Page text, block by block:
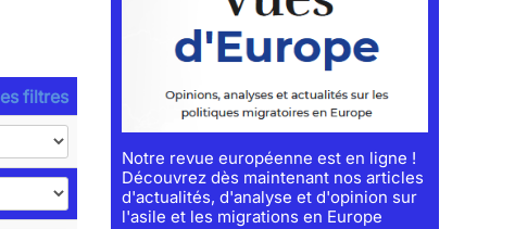
filtres
Notre revue européenne est en ligne !
Découvrez dès maintenant nos articles
d'actualités, d'analyse et d'opinion sur
l'asile et les migrations en Europe